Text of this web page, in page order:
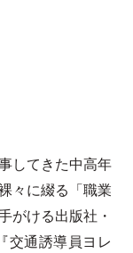
してきた中高年
々に綴る「職業
がける出版社・
交通誘導員ヨレ